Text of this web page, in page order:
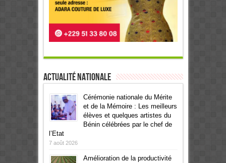
Actualité Nationale
Cérémonie nationale du Mérite
et de la Mémoire : Les meilleurs
élèves et quelques artistes du
Bénin célébrées par le chef de
l’Etat
7 août 2026
Amélioration de la productivité